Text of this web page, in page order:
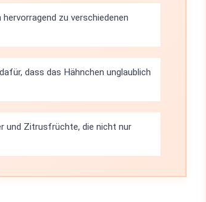
zu verschiedenen
dass das Hähnchen unglaublich
und Zitrusfrüchte, die nicht nur